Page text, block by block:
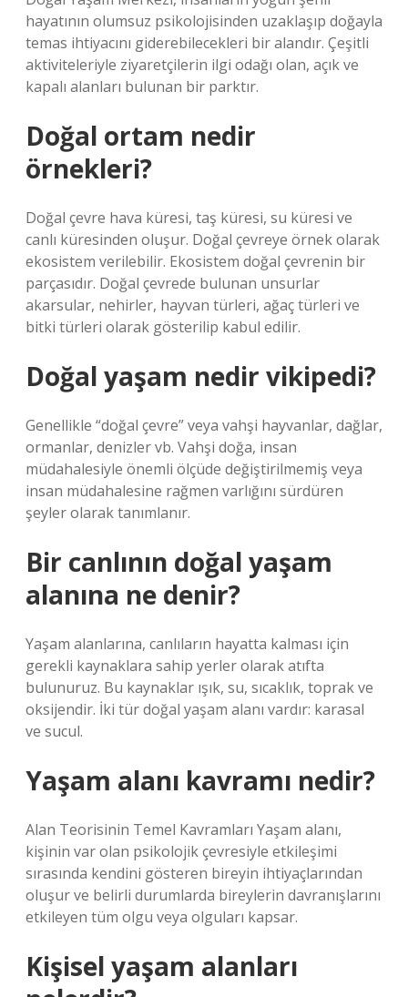
hayatının olumsuz psikolojisinden uzaklaşıp doğayla
temas ihtiyacını giderebilecekleri bir alandır. Çeşitli
aktiviteleriyle ziyaretçilerin ilgi odağı olan, açık ve
kapalı alanları bulunan bir parktır.
Doğal ortam nedir
örnekleri?
Doğal çevre hava küresi, taş küresi, su küresi ve
canlı küresinden oluşur. Doğal çevreye örnek olarak
ekosistem verilebilir. Ekosistem doğal çevrenin bir
parçasıdır. Doğal çevrede bulunan unsurlar
akarsular, nehirler, hayvan türleri, ağaç türleri ve
bitki türleri olarak gösterilip kabul edilir.
Doğal yaşam nedir vikipedi?
Genellikle “doğal çevre” veya vahşi hayvanlar, dağlar,
ormanlar, denizler vb. Vahşi doğa, insan
müdahalesiyle önemli ölçüde değiştirilmemiş veya
insan müdahalesine rağmen varlığını sürdüren
şeyler olarak tanımlanır.
Bir canlının doğal yaşam
alanına ne denir?
Yaşam alanlarına, canlıların hayatta kalması için
gerekli kaynaklara sahip yerler olarak atıfta
bulunuruz. Bu kaynaklar ışık, su, sıcaklık, toprak ve
oksijendir. İki tür doğal yaşam alanı vardır: karasal
ve sucul.
Yaşam alanı kavramı nedir?
Alan Teorisinin Temel Kavramları Yaşam alanı,
kişinin var olan psikolojik çevresiyle etkileşimi
sırasında kendini gösteren bireyin ihtiyaçlarından
oluşur ve belirli durumlarda bireylerin davranışlarını
etkileyen tüm olgu veya olguları kapsar.
Kişisel yaşam alanları